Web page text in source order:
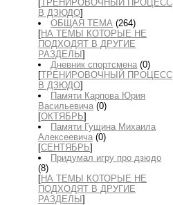
[ТРЕНИРОВОЧНЫЙ ПРОЦЕСС
В ДЗЮДО]
ОБЩАЯ ТЕМА (264)
[НА ТЕМЫ КОТОРЫЕ НЕ
ПОДХОДЯТ В ДРУГИЕ
РАЗДЕЛЫ ]
Дневник спортсмена (0)
[ТРЕНИРОВОЧНЫЙ ПРОЦЕСС
В ДЗЮДО]
Памяти Карпова Юрия
Васильевича (0)
[ОКТЯБРЬ]
Памяти Гущина Михаила
Алексеевича (0)
[СЕНТЯБРЬ]
Придумал игру про дзюдо
(8)
[НА ТЕМЫ КОТОРЫЕ НЕ
ПОДХОДЯТ В ДРУГИЕ
РАЗДЕЛЫ ]